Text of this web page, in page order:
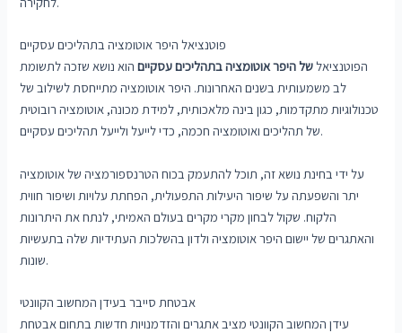
פוטנציאל היפר אוטומציה בתהליכים עסקיים
הפוטנציאלשל היפר אוטומציה בתהליכים עסקייםהוא נושא שזכה לתשומת
לב משמעותית בשנים האחרונות. היפר אוטומציה מתייחסת לשילוב של
טכנולוגיות מתקדמות, כגון בינה מלאכותית, למידת מכונה, אוטומציה רובוטית
של תהליכים ואוטומציה חכמה, כדי לייעל ולייעל תהליכים עסקיים.
על ידי בחינת נושא זה, תוכל להתעמק בכוח הטרנספורמציה של אוטומציה
יתר והשפעתה על שיפור היעילות התפעולית, הפחתת עלויות ושיפור חווית
הלקוח. שקול לבחון מקרי מקרים בעולם האמיתי, לנתח את היתרונות
והאתגרים של יישום היפר אוטומציה ולדון בהשלכות העתידיות שלה בתעשיות
שונות.
אבטחת סייבר בעידן המחשוב הקוונטי
עידן המחשוב הקוונטי מציב אתגרים והזדמנויות חדשות בתחום אבטחת